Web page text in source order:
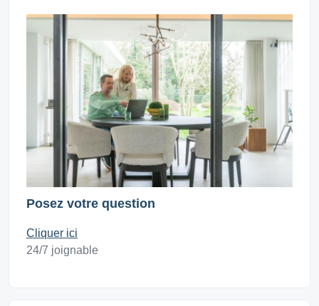
Posez votre question
Cliquer ici
24/7 joignable